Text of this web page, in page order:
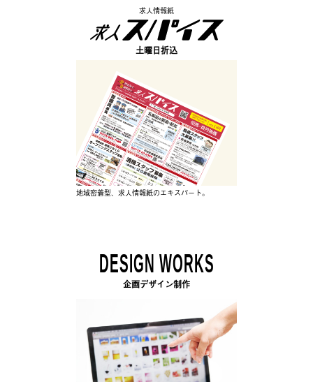
求人情報紙
土曜日折込
地域密着型、求人情報紙のエキスパート。
DESIGN WORKS
企画デザイン制作